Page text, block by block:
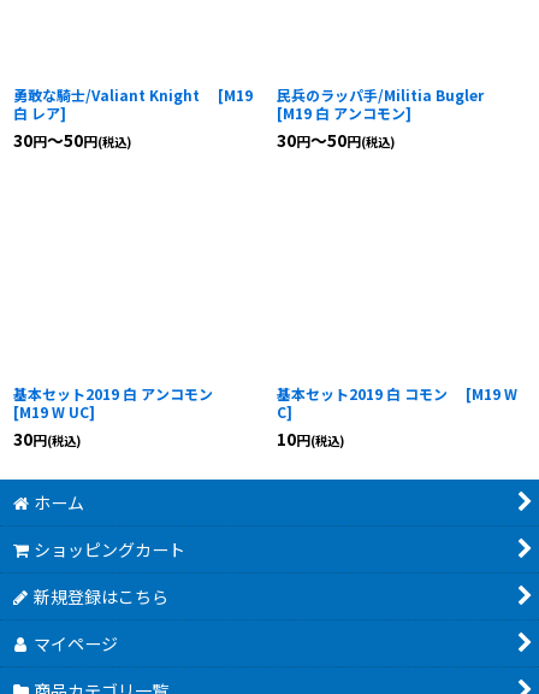
勇敢な騎士/Valiant Knight [M19
白 レア]
30円～50円(税込)
民兵のラッパ手/Militia Bugler
[M19 白 アンコモン]
30円～50円(税込)
基本セット2019 白 アンコモン
[M19 W UC]
30円(税込)
基本セット2019 白 コモン [M19 W
C]
10円(税込)
ホーム
ショッピングカート
新規登録はこちら
マイページ